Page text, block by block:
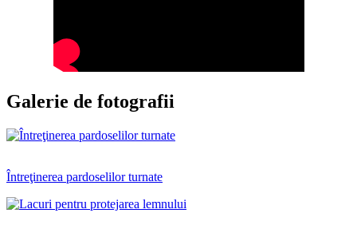
Galerie de fotografii
Întreţinerea pardoselilor turnate